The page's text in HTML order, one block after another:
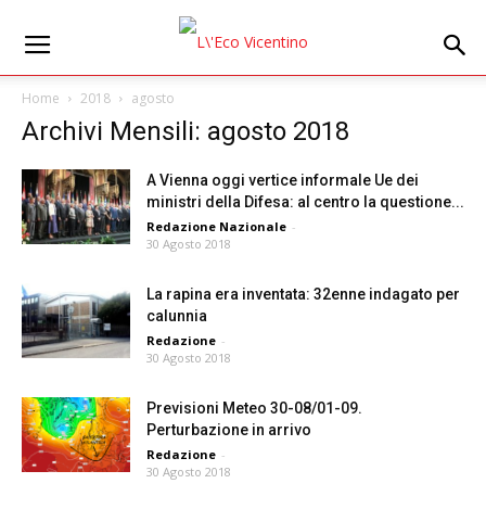
Home 2018 agosto
Archivi Mensili: agosto 2018
A Vienna oggi vertice informale Ue dei
ministri della Difesa: al centro la questione...
Redazione Nazionale -
30 Agosto 2018
La rapina era inventata: 32enne indagato per
calunnia
Redazione -
30 Agosto 2018
Previsioni Meteo 30-08/01-09.
Perturbazione in arrivo
Redazione -
30 Agosto 2018